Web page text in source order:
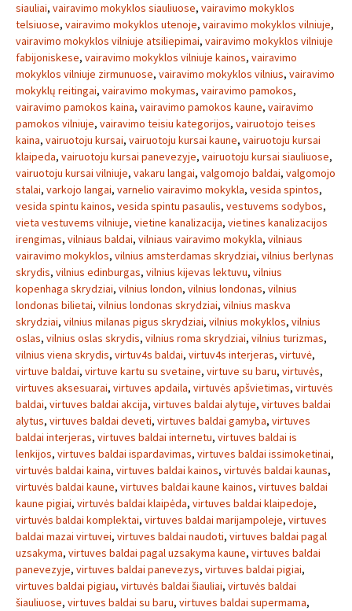
siauliai, vairavimo mokyklos siauliuose, vairavimo mokyklos
telsiuose, vairavimo mokyklos utenoje, vairavimo mokyklos vilniuje,
vairavimo mokyklos vilniuje atsiliepimai, vairavimo mokyklos vilniuje
fabijoniskese, vairavimo mokyklos vilniuje kainos, vairavimo
mokyklos vilniuje zirmunuose, vairavimo mokyklos vilnius, vairavimo
mokyklų reitingai, vairavimo mokymas, vairavimo pamokos,
vairavimo pamokos kaina, vairavimo pamokos kaune, vairavimo
pamokos vilniuje, vairavimo teisiu kategorijos, vairuotojo teises
kaina, vairuotoju kursai, vairuotoju kursai kaune, vairuotoju kursai
klaipeda, vairuotoju kursai panevezyje, vairuotoju kursai siauliuose,
vairuotoju kursai vilniuje, vakaru langai, valgomojo baldai, valgomojo
stalai, varkojo langai, varnelio vairavimo mokykla, vesida spintos,
vesida spintu kainos, vesida spintu pasaulis, vestuvems sodybos,
vieta vestuvems vilniuje, vietine kanalizacija, vietines kanalizacijos
irengimas, vilniaus baldai, vilniaus vairavimo mokykla, vilniaus
vairavimo mokyklos, vilnius amsterdamas skrydziai, vilnius berlynas
skrydis, vilnius edinburgas, vilnius kijevas lektuvu, vilnius
kopenhaga skrydziai, vilnius london, vilnius londonas, vilnius
londonas bilietai, vilnius londonas skrydziai, vilnius maskva
skrydziai, vilnius milanas pigus skrydziai, vilnius mokyklos, vilnius
oslas, vilnius oslas skrydis, vilnius roma skrydziai, vilnius turizmas,
vilnius viena skrydis, virtuv4s baldai, virtuv4s interjeras, virtuvė,
virtuve baldai, virtuve kartu su svetaine, virtuve su baru, virtuvės,
virtuves aksesuarai, virtuves apdaila, virtuvės apšvietimas, virtuvės
baldai, virtuves baldai akcija, virtuves baldai alytuje, virtuves baldai
alytus, virtuves baldai deveti, virtuves baldai gamyba, virtuves
baldai interjeras, virtuves baldai internetu, virtuves baldai is
lenkijos, virtuves baldai ispardavimas, virtuves baldai issimoketinai,
virtuvės baldai kaina, virtuves baldai kainos, virtuvės baldai kaunas,
virtuvės baldai kaune, virtuves baldai kaune kainos, virtuves baldai
kaune pigiai, virtuvės baldai klaipėda, virtuves baldai klaipedoje,
virtuvės baldai komplektai, virtuves baldai marijampoleje, virtuves
baldai mazai virtuvei, virtuves baldai naudoti, virtuves baldai pagal
uzsakyma, virtuves baldai pagal uzsakyma kaune, virtuves baldai
panevezyje, virtuves baldai panevezys, virtuves baldai pigiai,
virtuves baldai pigiau, virtuvės baldai šiauliai, virtuvės baldai
šiauliuose, virtuves baldai su baru, virtuves baldai supermama,